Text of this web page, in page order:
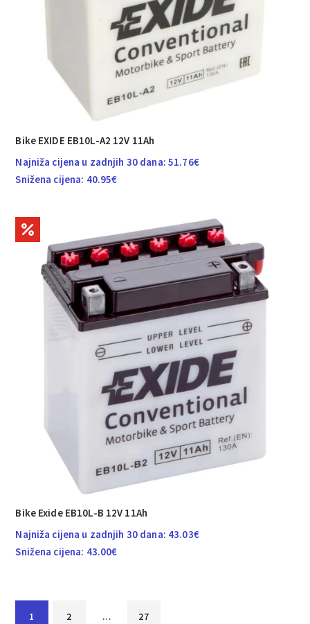
Bike EXIDE EB10L-A2 12V 11Ah
Najniža cijena u zadnjih 30 dana: 51.76€
Snižena cijena: 40.95€
Bike Exide EB10L-B 12V 11Ah
Najniža cijena u zadnjih 30 dana: 43.03€
Snižena cijena: 43.00€
1 2 … 27